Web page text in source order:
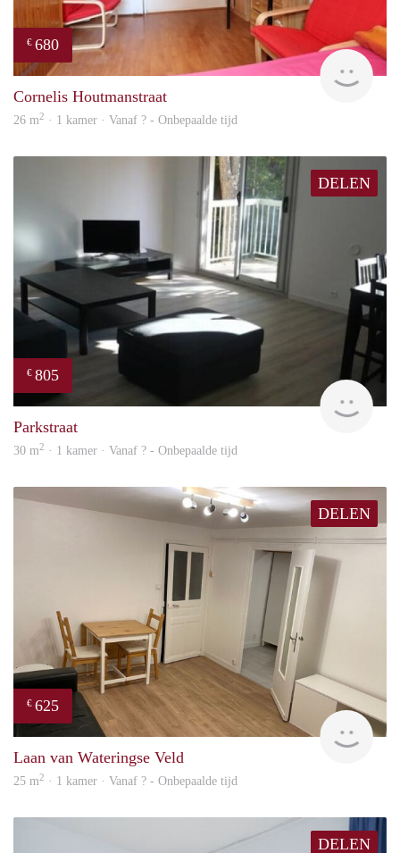
€ 680
Cornelis Houtmanstraat
26 m2 · 1 kamer · Vanaf ? - Onbepaalde tijd
DELEN
€ 805
Parkstraat
30 m2 · 1 kamer · Vanaf ? - Onbepaalde tijd
DELEN
€ 625
Laan van Wateringse Veld
25 m2 · 1 kamer · Vanaf ? - Onbepaalde tijd
DELEN